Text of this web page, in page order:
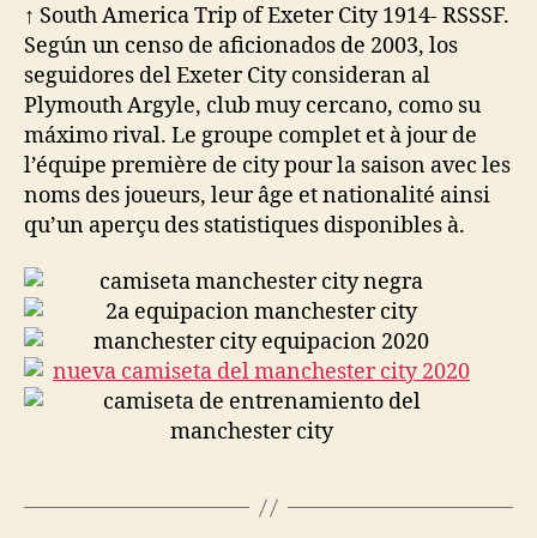
↑ South America Trip of Exeter City 1914- RSSSF.
Según un censo de aficionados de 2003, los
seguidores del Exeter City consideran al
Plymouth Argyle, club muy cercano, como su
máximo rival. Le groupe complet et à jour de
l’équipe première de city pour la saison avec les
noms des joueurs, leur âge et nationalité ainsi
qu’un aperçu des statistiques disponibles à.